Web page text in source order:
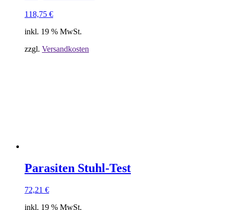
118,75 €
inkl. 19 % MwSt.
zzgl. Versandkosten
Parasiten Stuhl-Test
72,21 €
inkl. 19 % MwSt.